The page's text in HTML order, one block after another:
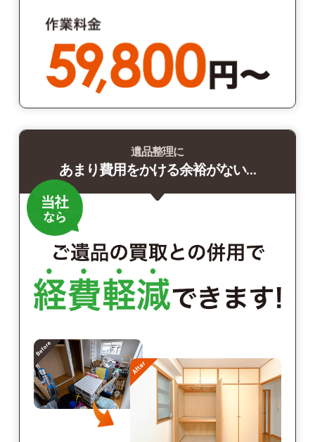
遺品整理に
あまり費用をかける余裕がない…